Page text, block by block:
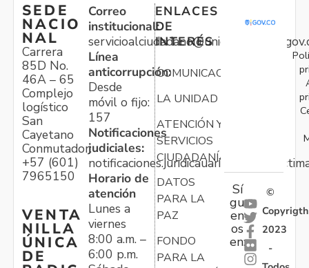
SEDE
NACIO
NAL
Carrera
85D No.
46A – 65
Complejo
logístico
San
Cayetano
Conmutador:
+57 (601)
7965150
VENTA
NILLA
ÚNICA
DE
Correo
institucional:
Línea
anticorrupción:
Desde
móvil o fijo:
157
Notificaciones
judiciales:
Horario de
atención
Lunes a
viernes
8:00 a.m. –
6:00 p.m.
ENLACES
DE
INTERÉS
COMUNICACIONES
LA UNIDAD
ATENCIÓN Y
SERVICIOS
CIUDADANÍA
DATOS
PARA LA
PAZ
FONDO
PARA LA
Sí
gu
en
os
en:
©
Copyrigth
2023
-